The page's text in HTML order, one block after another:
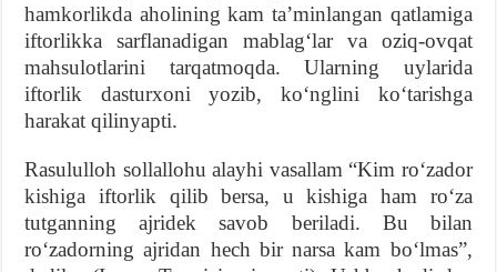
hamkorlikda aholining kam taʼminlangan qatlamiga
iftorlikka sarflanadigan mablagʻlar va oziq-ovqat
mahsulotlarini tarqatmoqda. Ularning uylarida
iftorlik dasturxoni yozib, koʻnglini koʻtarishga
harakat qilinyapti.
Rasululloh sollallohu alayhi vasallam “Kim roʻzador
kishiga iftorlik qilib bersa, u kishiga ham roʻza
tutganning ajridek savob beriladi. Bu bilan
roʻzadorning ajridan hech bir narsa kam boʻlmas”,